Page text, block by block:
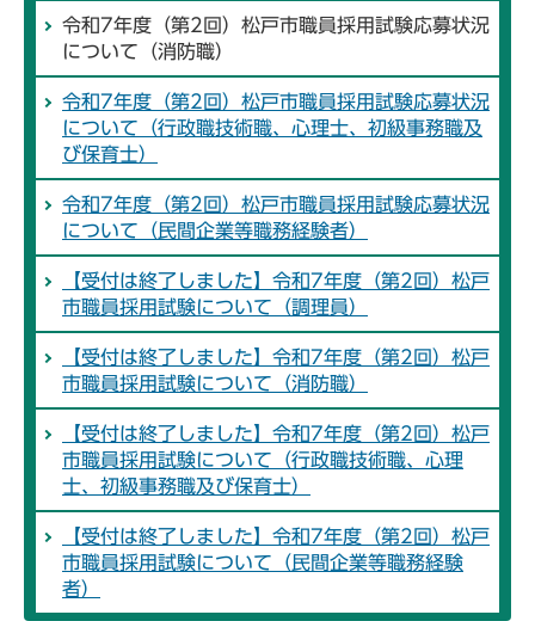
令和7年度（第2回）松戸市職員採用試験応募状況
について（消防職）
令和7年度（第2回）松戸市職員採用試験応募状況
について（行政職技術職、心理士、初級事務職及
び保育士）
令和7年度（第2回）松戸市職員採用試験応募状況
について（民間企業等職務経験者）
【受付は終了しました】令和7年度（第2回）松戸
市職員採用試験について（調理員）
【受付は終了しました】令和7年度（第2回）松戸
市職員採用試験について（消防職）
【受付は終了しました】令和7年度（第2回）松戸
市職員採用試験について（行政職技術職、心理
士、初級事務職及び保育士）
【受付は終了しました】令和7年度（第2回）松戸
市職員採用試験について（民間企業等職務経験
者）